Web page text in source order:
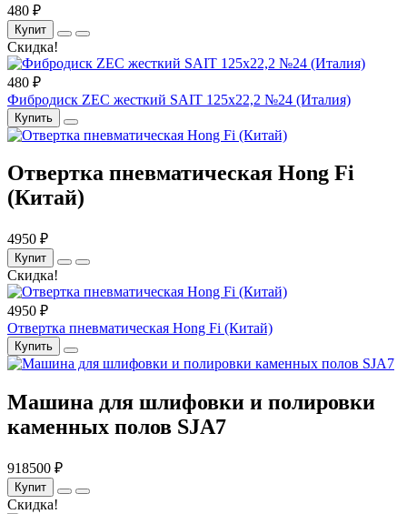
480 ₽
Купит
Скидка!
480 ₽
Фибродиск ZEC жесткий SAIT 125х22,2 №24 (Италия)
Купить
Отвертка пневматическая Hong Fi
(Китай)
4950 ₽
Купит
Скидка!
4950 ₽
Отвертка пневматическая Hong Fi (Китай)
Купить
Машина для шлифовки и полировки
каменных полов SJA7
918500 ₽
Купит
Скидка!